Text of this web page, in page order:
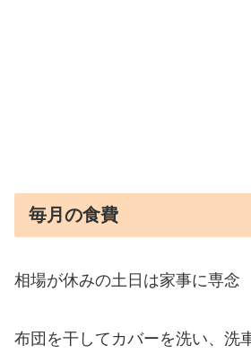
毎月の食費
相場が休みの土日は家事に専念
布団を干してカバーを洗い、洗